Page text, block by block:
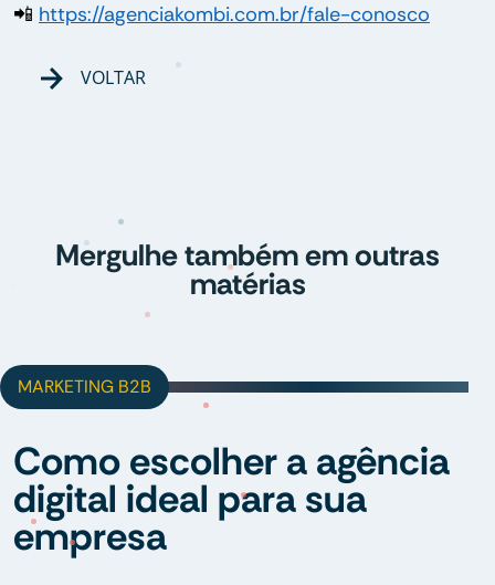
📲 https://agenciakombi.com.br/fale-conosco
VOLTAR
Mergulhe também em outras
matérias
MARKETING B2B
Como escolher a agência
digital ideal para sua
empresa